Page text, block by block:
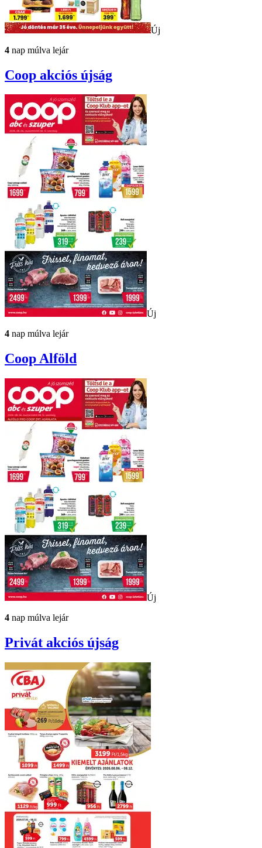
Új
4 nap múlva lejár
Coop akciós újság
Új
4 nap múlva lejár
CoopAlföld
Új
4 nap múlva lejár
Privát akciós újság